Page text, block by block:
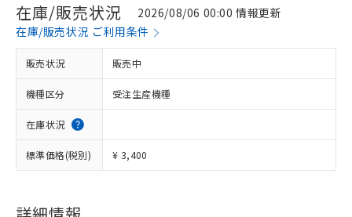
在庫/販売状況
2026/08/06 00:00 情報更新
在庫/販売状況 ご利用条件
販売状況 販売中
機種区分 受注生産機種
在庫状況
標準価格(税別) ¥ 3,400